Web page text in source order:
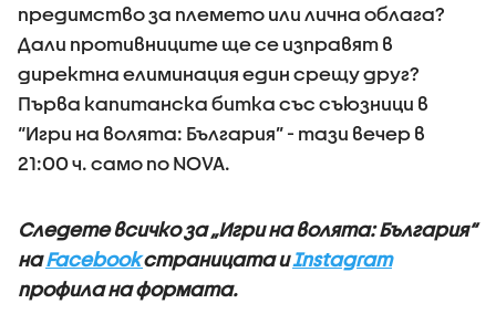
предимство за племето или лична облага?
Дали противниците ще се изправят в
директна елиминация един срещу друг?
Първа капитанска битка със съюзници в
“Игри на волята: България” - тази вечер в
21:00 ч. само по NOVA.
Следете всичко за „Игри на волята: България“
наFacebookстраницата иInstagram
профила на формата.